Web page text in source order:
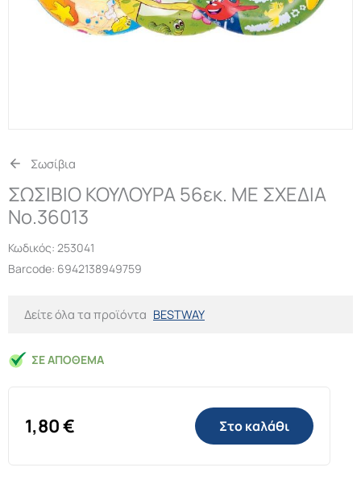
Σωσίβια
ΣΩΣΙΒΙΟ ΚΟΥΛΟΥΡΑ 56εκ. ΜΕ ΣΧΕΔΙΑ
Νο.36013
Κωδικός: 253041
Barcode: 6942138949759
Δείτε όλα τα προϊόντα BESTWAY
ΣΕ ΑΠΌΘΕΜΑ
1,80€ Στο καλάθι